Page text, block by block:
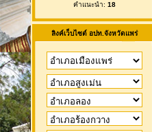
คำแนะนำ: 18
ลิงค์เว็บไซต์ อปท.จังหวัดแพร่